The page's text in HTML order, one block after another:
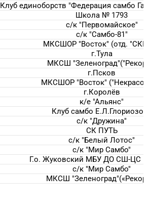
Клуб единоборств "Федерация самбо
Школа № 1793
с/к "Первомайское"
с/к "Самбо-81"
МКСШОР "Восток" (отд.
г.Тула
МКСШ
г.Псков
МКСШОР "Восток"
г.Королёв
к/е "Альянс"
Клуб самбо
с/к "Дружина"
СК ПУТЬ
с/к "Белый Лотос"
с/к "Мир Самбо"
Г.о. Жуковский МБУ ДО СШ-ЦС
с/к "Мир Самбо"
МКСШ